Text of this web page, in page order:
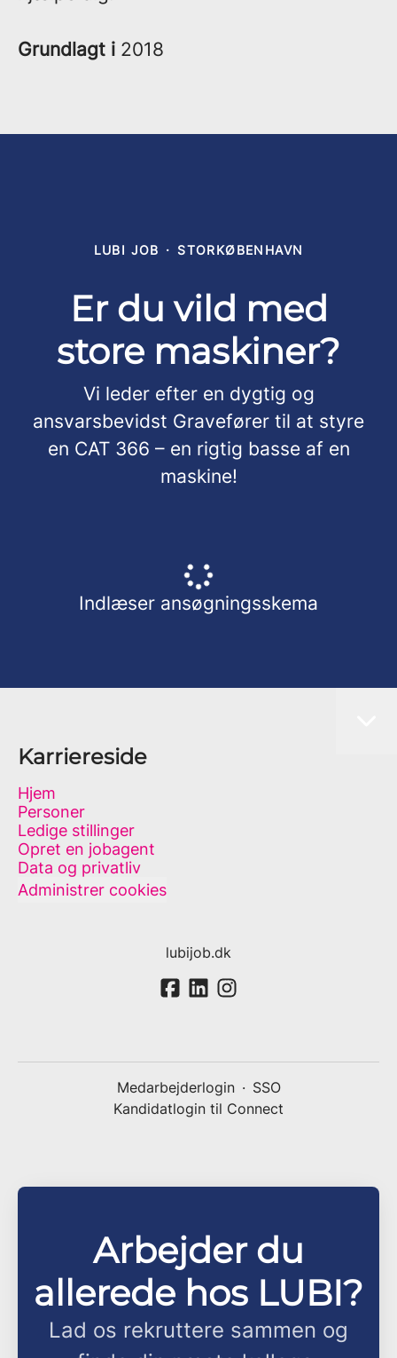
Grundlagt i 2018
LUBI JOB · STORKØBENHAVN
Er du vild med
store maskiner?
Vi leder efter en dygtig og
ansvarsbevidst Gravefører til at styre
en CAT 366 – en rigtig basse af en
maskine!
Indlæser ansøgningsskema
Karriereside
Hjem
Personer
Ledige stillinger
Opret en jobagent
Data og privatliv
Administrer cookies
lubijob.dk
Medarbejderlogin · SSO
Kandidatlogin til Connect
Arbejder du
allerede hos LUBI?
Lad os rekruttere sammen og